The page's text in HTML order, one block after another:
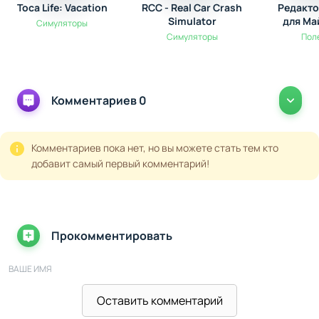
бытовых функций, что делает игру не только
увлекательной, но и полезной в реальной жизни.
Toca Life: Vacation
Симуляторы
RCC - Real Car Crash
Simulator
Симуляторы
для
Комментариев 0
Комментариев пока нет, но вы можете стать тем кто
добавит самый первый комментарий!
Прокомментировать
ВАШЕ ИМЯ
Оставить комментарий